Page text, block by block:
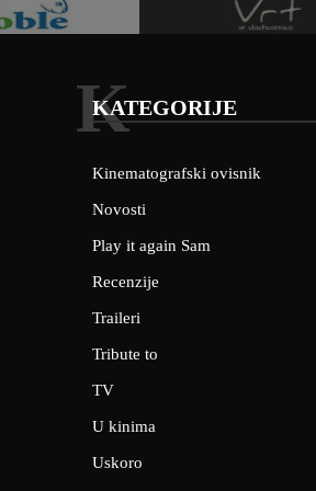
KATEGORIJE
K
Kinematografski ovisnik
Novosti
Play it again Sam
Recenzije
Traileri
Tribute to
TV
U kinima
Uskoro